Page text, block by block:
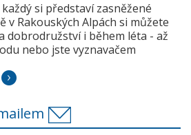
si představí zasněžené
v Rakouských Alpách si můžete
dobrodružství i během léta - až
nebo jste vyznavačem